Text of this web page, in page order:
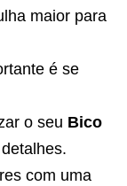
maior para
é se
o seu Bico
com uma